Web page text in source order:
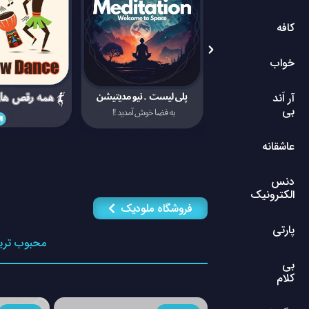
کافه
خواب
آر اَند
بی
عاشقانه
دنس
الکترونیک
پارتی
بی
کلام
فروشگاه ملودیک
محبوب